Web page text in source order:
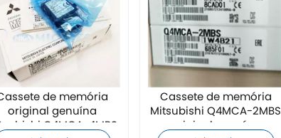
de memória
original genuína
Q4MCA-4MBS
Cassete de memória
Mitsubishi Q4MCA-2MBS
original genuína